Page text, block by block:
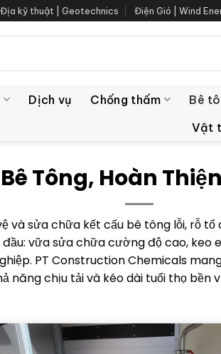
Địa kỹ thuật | Geotechnics Điện Gió | Wind
Dịch vụ Chống thấm Bê
Vật
Tông, Hoàn
và sửa chữa kết cấu bê tông lỗi, rỗ
vữa sửa chữa cường độ cao,
PT Construction Chemicals
năng chịu tải và kéo dài tuổi thọ bền